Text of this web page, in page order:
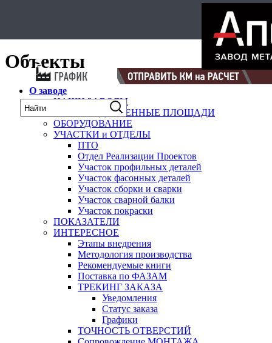
Объекты
О заводе
НАШИ ЗАВОДЫ
ПРОИЗВОДСТВЕННЫЕ ПЛОЩАДИ
ОБОРУДОВАНИЕ
УЧАСТКИ и ОТДЕЛЫ
ПТО
Отдел Реализации Проектов
Участок профильных деталей
Участок фасонных деталей
Участок сборки и сварки
Участок сварной балки
Участок покраски
ПОКАЗАТЕЛИ
ИНТЕРЕСНОЕ
Этапы внедрения
Методология производства
Рекомендуемые книги
Поставка по ФАЗАМ
ТРЕКИНГ ЗАКАЗА
Уведомления
Статус заказа
Графики
ТОЧНОСТЬ ОТВЕРСТИЙ